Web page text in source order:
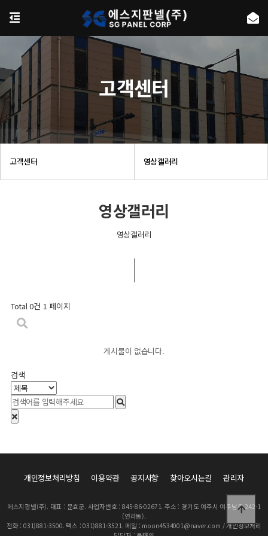
고객센터 영상갤러리
고객센터
영상갤러리
영상갤러리
Total 0건 1 페이지
게시물이 없습니다.
검색
개인정보처리방침 이용약관 공지사항 찾아오시는길 관리자
에스지판넬(주). 대표 : 문효군. 사업자번호 : 845-86-02671. 주소 : 경기도 여주시 여주남로 242-1
(연라동).
전화 : 031)881-3500. 팩스 : 031)881-3521. 메일 : moon4534001@naver.com / 개인정보처리